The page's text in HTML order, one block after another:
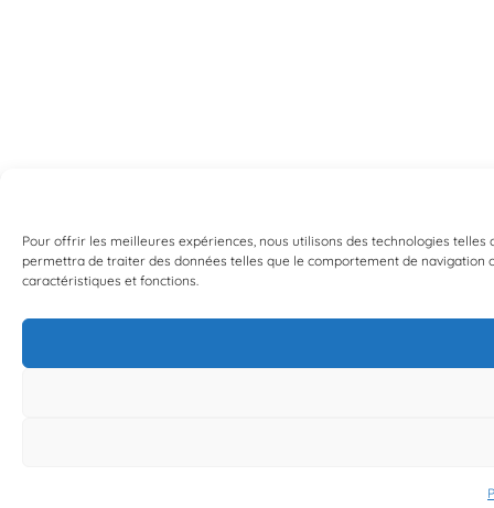
Pour offrir les meilleures expériences, nous utilisons des technologies
permettra de traiter des données telles que le comportement de
caractéristiques et fonctions.